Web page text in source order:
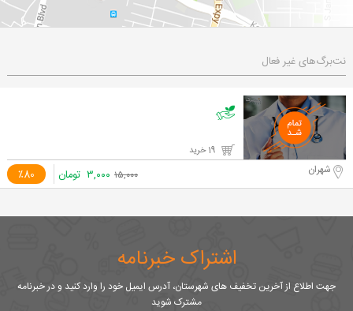
نت‌برگ‌های غیر فعال
٪80 شهران ۱۵,۰۰۰ ۳,۰۰۰ تومان
اشتراک خبرنامه
جهت اطلاع از آخرین تخفیف های شهرستان، آدرس ایمیل خود را وارد کنید و در خبرنامه
مشترک شوید